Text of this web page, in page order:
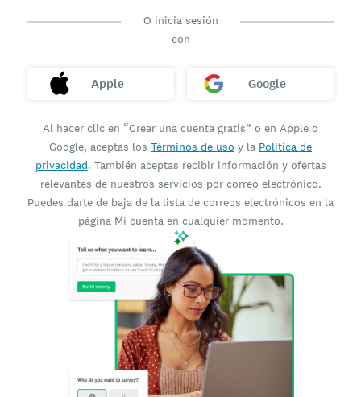
O inicia sesión
con
Apple Google
Al hacer clic en “Crear una cuenta gratis” o en Apple o
Google, aceptas los Términos de uso y la Política de
privacidad. También aceptas recibir información y ofertas
relevantes de nuestros servicios por correo electrónico.
Puedes darte de baja de la lista de correos electrónicos en la
página Mi cuenta en cualquier momento.